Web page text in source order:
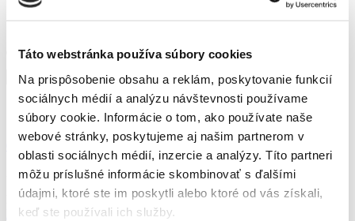
Táto webstránka používa súbory cookies
Na prispôsobenie obsahu a reklám, poskytovanie funkcií
sociálnych médií a analýzu návštevnosti používame
súbory cookie. Informácie o tom, ako používate naše
webové stránky, poskytujeme aj našim partnerom v
oblasti sociálnych médií, inzercie a analýzy. Títo partneri
môžu príslušné informácie skombinovať s ďalšími
údajmi, ktoré ste im poskytli alebo ktoré od vás získali,
keď ste používali ich služby.
Prihlásiť
Žiadne produkty v košíku.
Kategórie
Novinky Zľavy Pripravujeme Najpredávanejšie